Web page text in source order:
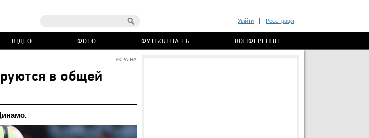
Увійти Реєстрація
ВІДЕО ФОТО ФУТБОЛ НА ТБ КОНФЕРЕНЦІЇ
УКРАЇНА
в общей